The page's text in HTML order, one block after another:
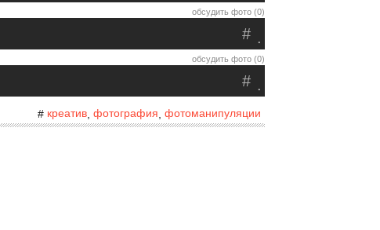
обсудить фото (0)
.
#
обсудить фото (0)
.
#
# креатив фотография фотоманипуляции